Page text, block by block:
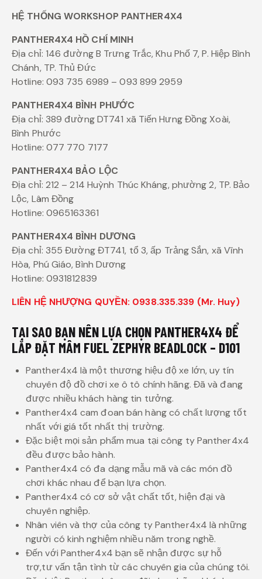
HỆ THỐNG WORKSHOP PANTHER4X4
PANTHER4X4 HỒ CHÍ MINH
Địa chỉ: 146 đường B Trưng Trắc, Khu Phố 7, P. Hiệp Bình
Chánh, TP. Thủ Đức
Hotline: 093 735 6989 – 093 899 2959
PANTHER4X4 BÌNH PHƯỚC
Địa chỉ: 389 đường DT741 xã Tiến Hưng Đồng Xoài,
Bình Phước
Hotline: 077 770 7177
PANTHER4X4 BẢO LỘC
Địa chỉ: 212 – 214 Huỳnh Thúc Kháng, phường 2, TP. Bảo
Lộc, Lâm Đồng
Hotline: 0965163361
PANTHER4X4 BÌNH DƯƠNG
Địa chỉ: 355 Đường ĐT741, tổ 3, ấp Trảng Sắn, xã Vĩnh
Hòa, Phú Giáo, Bình Dương
Hotline: 0931812839
LIÊN HỆ NHƯỢNG QUYỀN: 0938.335.339 (Mr. Huy)
TẠI SAO BẠN NÊN LỰA CHỌN PANTHER4X4 ĐỂ
LẮP ĐẶT MÂM FUEL ZEPHYR BEADLOCK – D101
Panther4x4 là một thương hiệu độ xe lớn, uy tín
chuyên độ đồ chơi xe ô tô chính hãng. Đã và đang
được nhiều khách hàng tin tưởng.
Panther4x4 cam đoan bán hàng có chất lượng tốt
nhất với giá tốt nhất thị trường.
Đặc biệt mọi sản phẩm mua tại công ty Panther4x4
đều được bảo hành.
Panther4x4 có đa dạng mẫu mã và các món đồ
chơi khác nhau để bạn lựa chọn.
Panther4x4 có cơ sở vật chất tốt, hiện đại và
chuyên nghiệp.
Nhân viên và thợ của công ty Panther4x4 là những
người có kinh nghiệm nhiều năm trong nghề.
Đến với Panther4x4 bạn sẽ nhận được sự hỗ
trợ,tư vấn tận tình từ các chuyên gia của chúng tôi.